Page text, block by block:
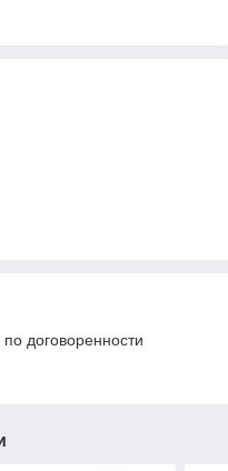
договоренности